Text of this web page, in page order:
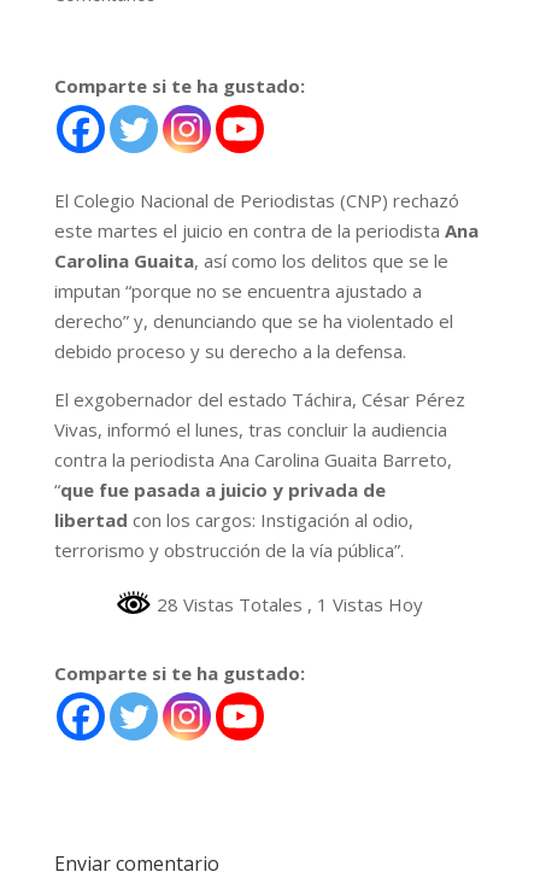
Comparte si te ha gustado:
El Colegio Nacional de Periodistas (CNP) rechazó
este martes el juicio en contra de la periodista Ana
Carolina Guaita, así como los delitos que se le
imputan “porque no se encuentra ajustado a
derecho” y, denunciando que se ha violentado el
debido proceso y su derecho a la defensa.
El exgobernador del estado Táchira, César Pérez
Vivas, informó el lunes, tras concluir la audiencia
contra la periodista Ana Carolina Guaita Barreto,
“que fue pasada a juicio y privada de
libertad con los cargos: Instigación al odio,
terrorismo y obstrucción de la vía pública”.
28 Vistas Totales , 1 Vistas Hoy
Comparte si te ha gustado:
Enviar comentario